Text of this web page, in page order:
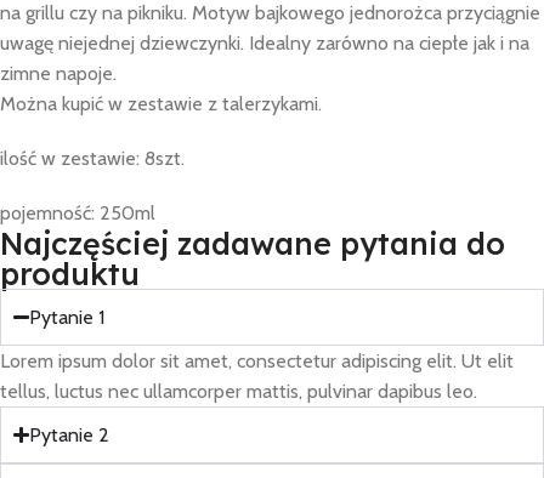
na grillu czy na pikniku. Motyw bajkowego jednorożca przyciągnie
uwagę niejednej dziewczynki. Idealny zarówno na ciepłe jak i na
zimne napoje.
Można kupić w zestawie z talerzykami.
ilość w zestawie: 8szt.
pojemność: 250ml
Najczęściej zadawane pytania do
produktu
Pytanie 1
Lorem ipsum dolor sit amet, consectetur adipiscing elit. Ut elit
tellus, luctus nec ullamcorper mattis, pulvinar dapibus leo.
Pytanie 2